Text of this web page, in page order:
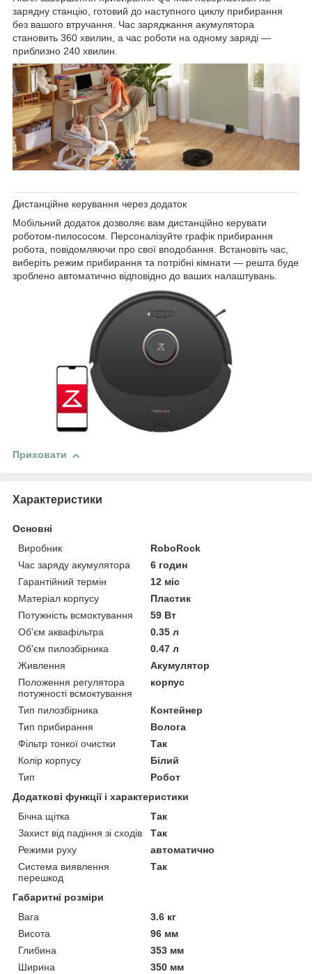
зарядну станцію,
готовий до наступного циклу прибирання
без вашого втручання. Час заряджання акумулятора
становить 360 хвилин, а час роботи на одному заряді —
приблизно 240 хвилин.
Дистанційне керування через додаток
Мобільний додаток дозволяє вам дистанційно керувати
роботом-пилососом. Персоналізуйте графік прибирання
робота, повідомляючи про свої вподобання. Встановіть час,
виберіть режим прибирання та потрібні кімнати — решта буде
зроблено автоматично відповідно до ваших налаштувань.
Приховати
Характеристики
Основні
Виробник
RoboRock
Час заряду акумулятора
6 годин
Гарантійний термін
12 міс
Матеріал корпусу
Пластик
Потужність всмоктування
59 Вт
Об'єм аквафільтра
0.35 л
Об'єм пилозбірника
0.47 л
Живлення
Акумулятор
Положення регулятора
потужності всмоктування
корпус
Тип пилозбірника
Контейнер
Тип прибирання
Волога
Фільтр тонкої очистки
Так
Колір корпусу
Білий
Тип
Робот
Додаткові функції і характеристики
Бічна щітка
Так
Захист від падіння зі сходів
Так
Режими руху
автоматично
Система виявлення
перешкод
Так
Габаритні розміри
Вага
3.6 кг
Висота
96 мм
Глибина
353 мм
Ширина
350 мм